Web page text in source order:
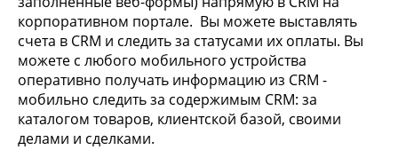
корпоративном портале. Вы можете выставлять
счета в CRM и следить за статусами их оплаты. Вы
можете с любого мобильного устройства
оперативно получать информацию из CRM -
мобильно следить за содержимым CRM: за
каталогом товаров, клиентской базой, своими
делами и сделками.